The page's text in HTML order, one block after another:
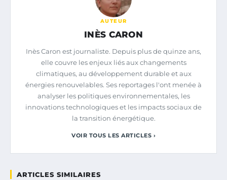
AUTEUR
INÈS CARON
Inès Caron est journaliste. Depuis plus de quinze ans,
elle couvre les enjeux liés aux changements
climatiques, au développement durable et aux
énergies renouvelables. Ses reportages l'ont menée à
analyser les politiques environnementales, les
innovations technologiques et les impacts sociaux de
la transition énergétique.
VOIR TOUS LES ARTICLES ›
ARTICLES SIMILAIRES